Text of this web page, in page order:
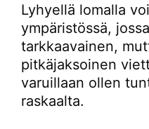
Lyhyellä lomalla
ympäristössä,
tarkkaavainen,
pitkäjaksoinen
varuillaan ollen
raskaalta.